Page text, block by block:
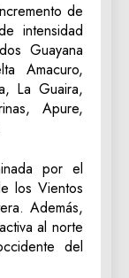
de
intensidad
Guayana
Amacuro,
La Guaira,
Apure,
por el
los Vientos
Además,
al norte
del